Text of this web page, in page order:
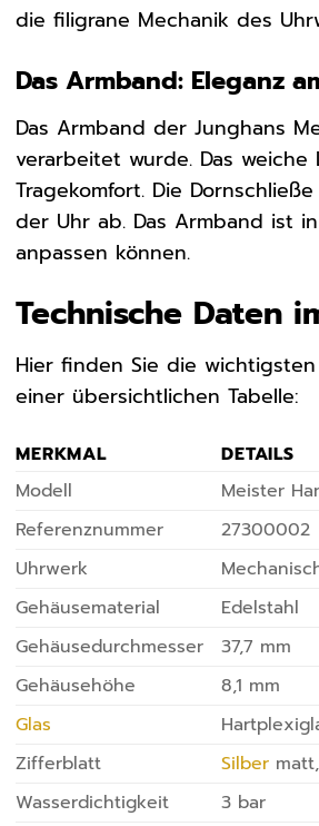
die filigrane Mechanik des
Das Armband: Eleganz
Das Armband der Junghans
verarbeitet wurde. Das
Tragekomfort. Die
der Uhr ab. Das Armband ist
anpassen können.
Technische Daten
Hier finden Sie die
einer übersichtlichen Tabelle:
MERKMAL
DETAILS
Modell
Meister
Referenznummer
27300002
Uhrwerk
Gehäusematerial
Edelstahl
Gehäusedurchmesser
37,7 mm
Gehäusehöhe
8,1 mm
Glas
Zifferblatt
Silber
Wasserdichtigkeit
3 bar